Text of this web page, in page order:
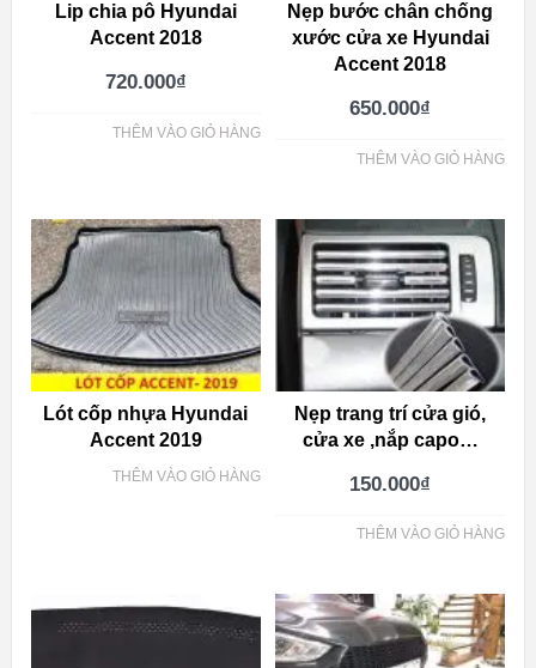
Lip chia pô Hyundai
Accent 2018
720.000₫
THÊM VÀO GIỎ HÀNG
Nẹp bước chân chống
xước cửa xe Hyundai
Accent 2018
650.000₫
THÊM VÀO GIỎ HÀNG
Lót cốp nhựa Hyundai
Accent 2019
THÊM VÀO GIỎ HÀNG
Nẹp trang trí cửa gió,
cửa xe ,nắp capo…
150.000₫
THÊM VÀO GIỎ HÀNG